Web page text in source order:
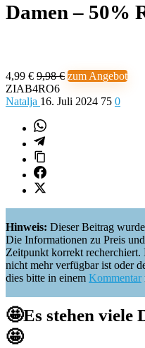
Damen – 50%
4,99 € 9,98 € zum Angebot
ZIAB4RO6
Natalja 16. Juli 2024 75 0
Hinweis: Dieser Beitrag
Die Informationen zu Preis
Zeitpunkt korrekt recherchiert.
nicht mehr verfügbar ist oder
dies bitte in einem Kommentar
🤩Es stehen viele
🤩